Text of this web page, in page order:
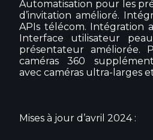
Automatisation pour les
d’invitation amélioré.
APIs télécom. Intégration
Interface utilisateur
présentateur améliorée.
caméras 360
avec caméras ultra-larges et
Mises à jour d’avril 2024 :